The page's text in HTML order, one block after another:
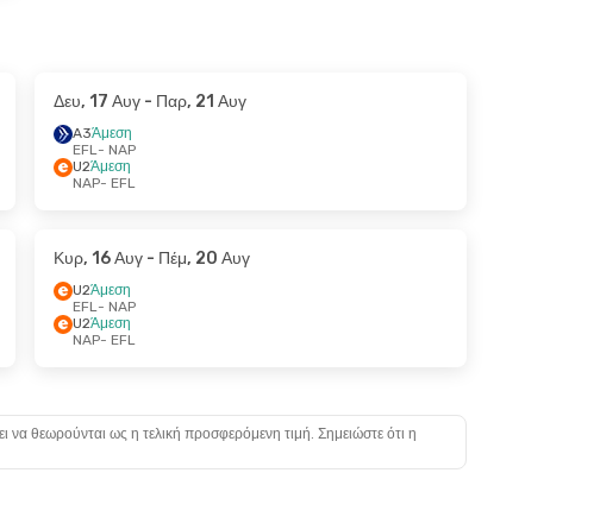
Δευ, 17 Αυγ - Παρ, 21 Αυγ
A3Άμεση
EFL- NAP
U2Άμεση
NAP- EFL
Κυρ, 16 Αυγ - Πέμ, 20 Αυγ
U2Άμεση
EFL- NAP
U2Άμεση
NAP- EFL
να θεωρούνται ως η τελική προσφερόμενη τιμή. Σημειώστε ότι η